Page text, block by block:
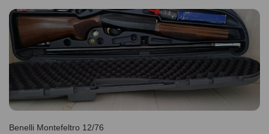
Benelli Montefeltro 12/76